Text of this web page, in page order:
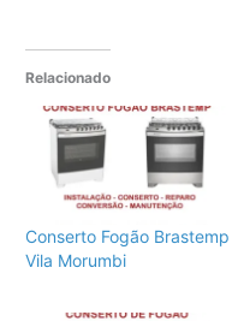
Relacionado
Conserto Fogão Brastemp
Vila Morumbi